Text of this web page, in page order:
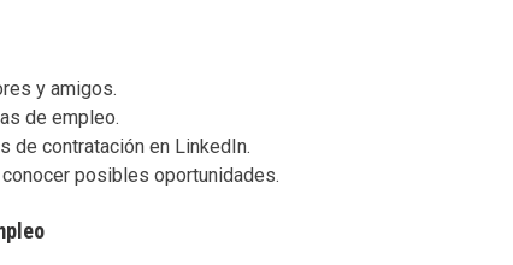
y amigos.
de empleo.
de contratación en LinkedIn.
posibles oportunidades.